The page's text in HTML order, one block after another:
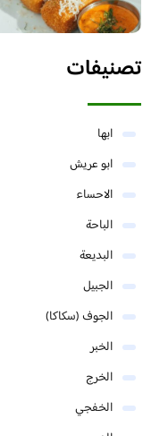
تصنيفات
ابها
ابو عريش
الاحساء
الباحة
البديعة
الجبيل
الجوف (سكاكا)
الخبر
الخرج
الخفجي